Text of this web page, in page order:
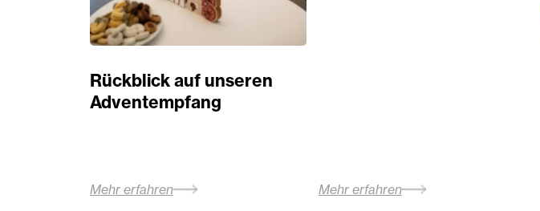
Rückblick auf unseren
Adventempfang
Mehr erfahren Mehr erfahren